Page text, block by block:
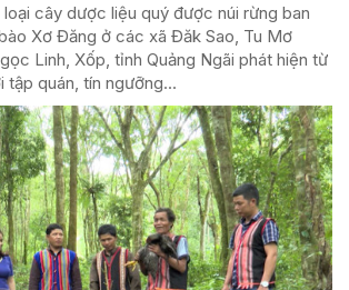
cây dược liệu quý được núi rừng ban
Xơ Đăng ở các xã Đăk Sao, Tu Mơ
Linh, Xốp, tỉnh Quảng Ngãi phát hiện từ
tập quán, tín ngưỡng...